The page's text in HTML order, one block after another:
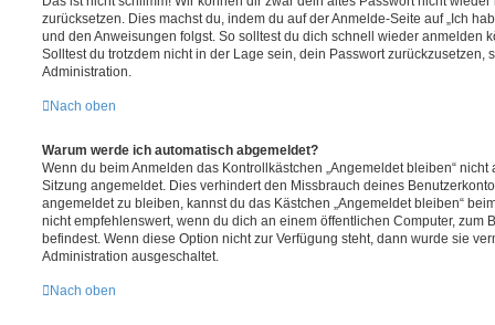
zurücksetzen. Dies machst du, indem du auf der Anmelde-Seite auf „Ich
und den Anweisungen folgst. So solltest du dich schnell wieder anmelden
Solltest du trotzdem nicht in der Lage sein, dein Passwort zurückzusetzen,
Administration.
Nach oben
Warum werde ich automatisch abgemeldet?
Wenn du beim Anmelden das Kontrollkästchen „Angemeldet bleiben“
Sitzung angemeldet. Dies verhindert den Missbrauch deines
angemeldet zu bleiben, kannst du das Kästchen „Angemeldet bleiben“
nicht empfehlenswert, wenn du dich an einem öffentlichen Computer, zum
befindest. Wenn diese Option nicht zur Verfügung steht, dann wurde sie
Administration ausgeschaltet.
Nach oben